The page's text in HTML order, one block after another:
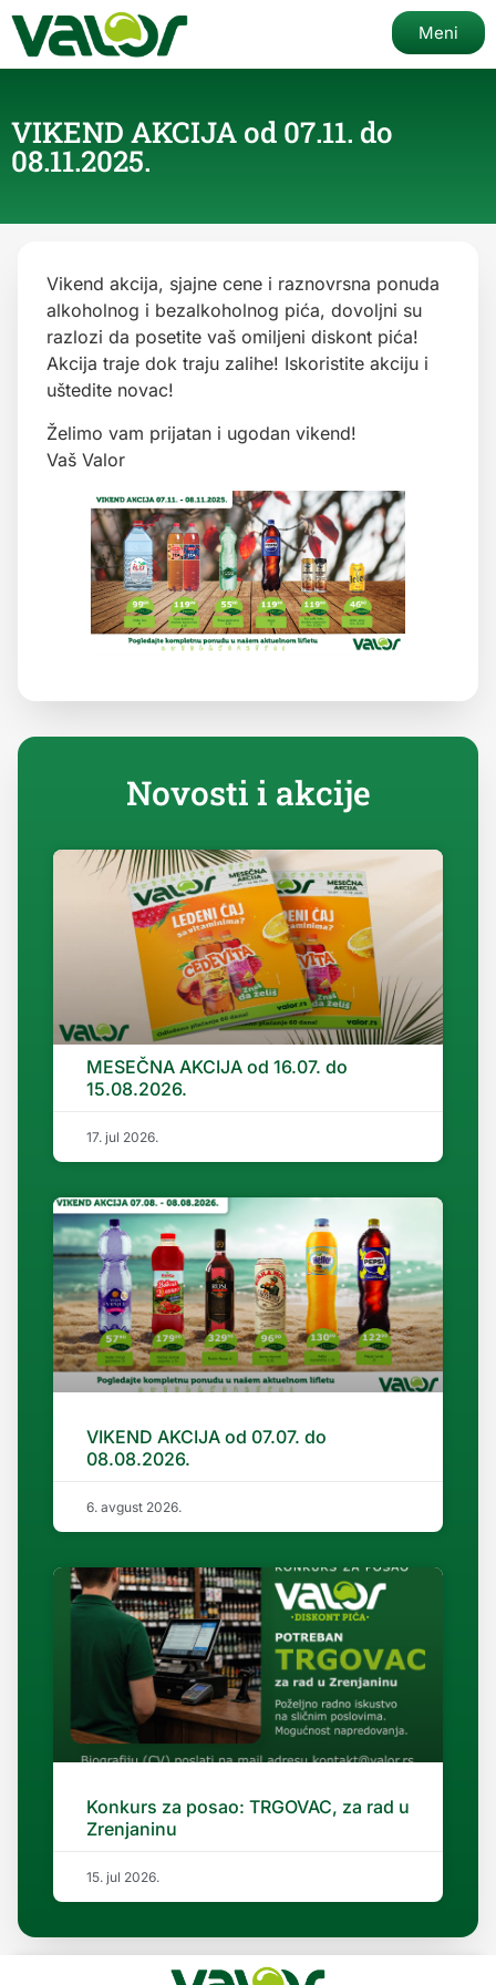
Meni
VIKEND AKCIJA od 07.11. do
08.11.2025.
Vikend akcija, sjajne cene i raznovrsna ponuda
alkoholnog i bezalkoholnog pića, dovoljni su
razlozi da posetite vaš omiljeni diskont pića!
Akcija traje dok traju zalihe! Iskoristite akciju i
uštedite novac!
Želimo vam prijatan i ugodan vikend!
Vaš Valor
Novosti i akcije
MESEČNA AKCIJA od 16.07. do
15.08.2026.
17. jul 2026.
VIKEND AKCIJA od 07.07. do
08.08.2026.
6. avgust 2026.
Konkurs za posao: TRGOVAC, za rad u
Zrenjaninu
15. jul 2026.